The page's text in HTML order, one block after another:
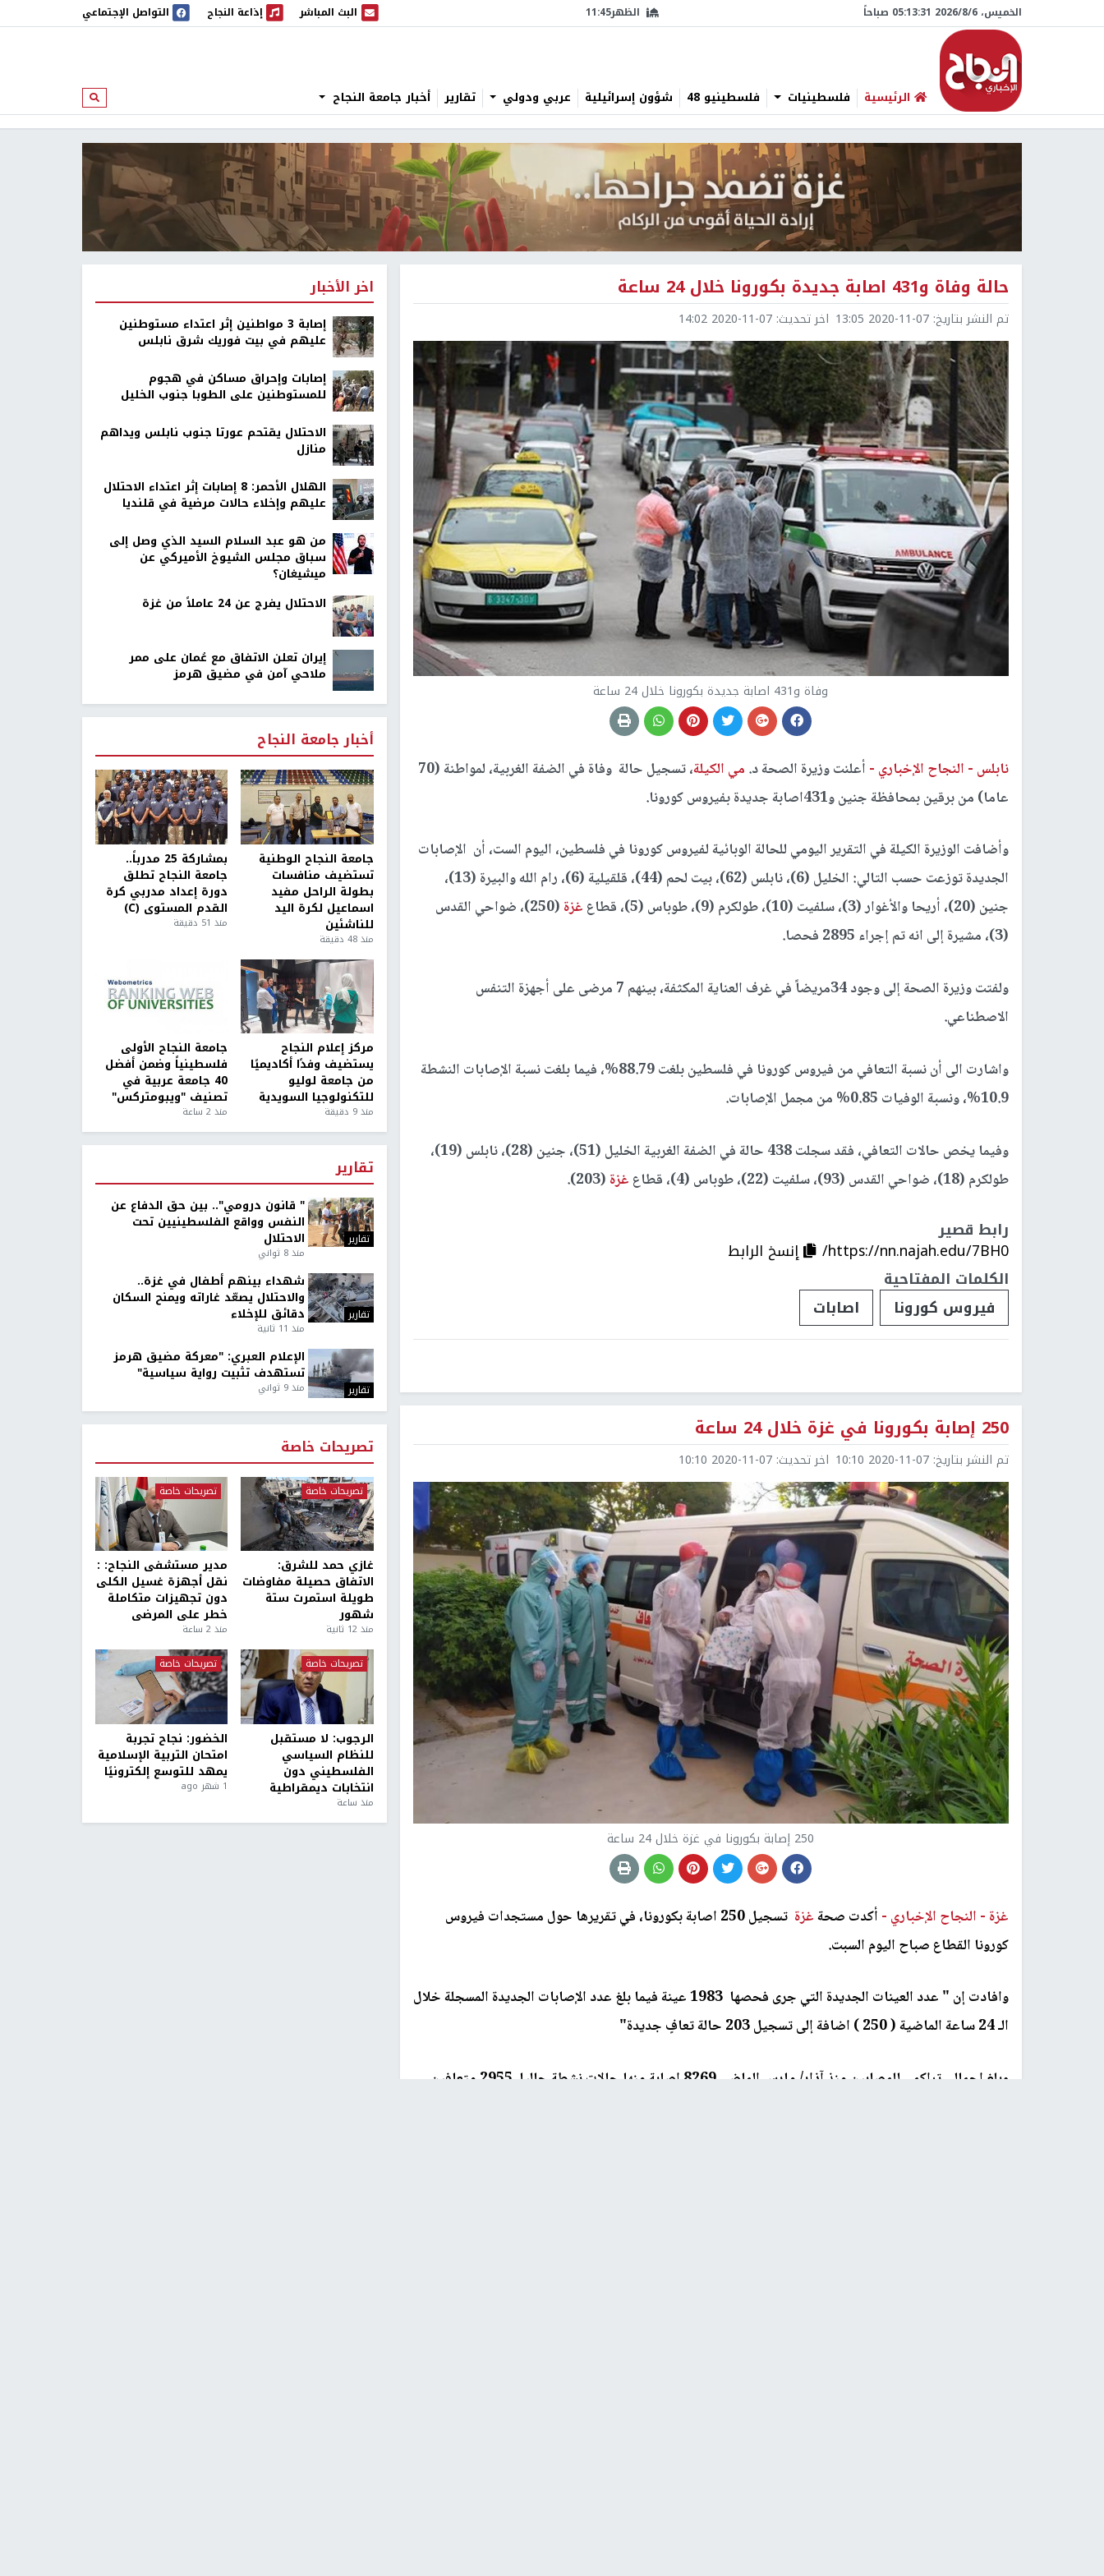
الخميس، 6/‏8/‏2026 05:13:32 صباحاً الظهر11:45 البث المباشر
البث المباشر إذاعة النجاح
إذاعة النجاح التواصل الإجتماعي
الرئيسية فلسطينيات فلسطينيو 48 شؤون إسرائيلية عربي ودولي تقارير أخبار جامعة النجاح ابحث
حالة وفاة و431 اصابة جديدة بكورونا خلال 24 ساعة
تم النشر بتاريخ: 2020-11-07 13:05 اخر تحديث: 2020-11-07 14:02
وفاة و431 اصابة جديدة بكورونا خلال 24 ساعة
نابلس - النجاح الإخباري - أعلنت وزيرة الصحة د. مي الكيلة
، تسجيل حالة وفاة في الضفة الغربية، لمواطنة (70
عاما) من برقين بمحافظة جنين و431اصابة جديدة بفيروس كورونا.
وأضافت الوزيرة الكيلة في التقرير اليومي للحالة الوبائية لفيروس كورونا في فلسطين، اليوم الست، أن الإصابات
الجديدة توزعت حسب التالي: الخليل (6)، نابلس (62)، بيت لحم (44)، قلقيلية (6)، رام الله والبيرة (13)،
جنين (20)، أريحا والأغوار (3)، سلفيت (10)، طولكرم (9)، طوباس (5)، قطاع
غزة
(250)، ضواحي القدس
(3)، مشيرة إلى انه تم إجراء 2895 فحصا.
ولفتت وزيرة الصحة إلى وجود 34مريضاً في غرف العناية المكثفة، بينهم 7 مرضى على أجهزة التنفس
الاصطناعي.
واشارت الى أن نسبة التعافي من فيروس كورونا في فلسطين بلغت 88.79%، فيما بلغت نسبة الإصابات النشطة
10.9%، ونسبة الوفيات 0.85% من مجمل الإصابات.
وفيما يخص حالات التعافي، فقد سجلت 438 حالة في الضفة الغربية الخليل (51)، جنين (28)، نابلس (19)،
طولكرم (18)، ضواحي القدس (93)، سلفيت (22)، طوباس (4)، قطاع
غزة (203).
رابط قصير
https://nn.najah.edu/7BH0/
إنسخ الرابط
الكلمات المفتاحية
فيروس كورونا
اصابات
250 إصابة بكورونا في غزة خلال 24 ساعة
تم النشر بتاريخ: 2020-11-07 10:10 اخر تحديث: 2020-11-07 10:10
250 إصابة بكورونا في غزة خلال 24 ساعة
غزة - النجاح الإخباري - أكدت صحةغزة
تسجيل 250 اصابة بكورونا، في تقريرها حول مستجدات فيروس
كورونا القطاع صباح اليوم السبت.
وافادت إن " عدد العينات الجديدة التي جرى فحصها 1983 عينة فيما بلغ عدد الإصابات الجديدة المسجلة خلال
الـ 24 ساعة الماضية ( 250 ) اضافة إلى تسجيل 203 حالة تعافٍ جديدة"
وبلغ اجمالي تراكمي للمصابين منذ آذار/ مارس الماضي 8269 اصابة منها حالات نشطة حاليا 2955 متعافين
اخر الأخبار
إصابة 3 مواطنين إثر اعتداء مستوطنين
عليهم في بيت فوريك شرق نابلس
إصابات وإحراق مساكن في هجوم
للمستوطنين على الطوبا جنوب الخليل
الاحتلال يقتحم عورتا جنوب نابلس ويداهم
منازل
الهلال الأحمر: 8 إصابات إثر اعتداء الاحتلال
عليهم وإخلاء حالات مرضية في قلنديا
من هو عبد السلام السيد الذي وصل إلى
سباق مجلس الشيوخ الأميركي عن
ميشيغان؟
الاحتلال يفرج عن 24 عاملاً من غزة
إيران تعلن الاتفاق مع عُمان على ممر
ملاحي آمن في مضيق هرمز
أخبار جامعة النجاح
جامعة النجاح الوطنية
تستضيف منافسات
بطولة الراحل مفيد
اسماعيل لكرة اليد
للناشئين
منذ 48 دقيقة
بمشاركة 25 مدرباً..
جامعة النجاح تطلق
دورة إعداد مدربي كرة
القدم المستوى (C)
منذ 51 دقيقة
مركز إعلام النجاح
يستضيف وفدًا أكاديميًا
من جامعة لوليو
للتكنولوجيا السويدية
منذ 9 دقيقة
جامعة النجاح الأولى
فلسطينياً وضمن أفضل
40 جامعة عربية في
تصنيف "ويبومتركس"
منذ 2 ساعة
تقارير
تقارير
" قانون درومي".. بين حق الدفاع عن
النفس وواقع الفلسطينيين تحت
الاحتلال
منذ 8 ثواني
تقارير
شهداء بينهم أطفال في غزة..
والاحتلال يصعّد غاراته ويمنح السكان
دقائق للإخلاء
منذ 11 ثانية
تقارير
الإعلام العبري: "معركة مضيق هرمز
تستهدف تثبيت رواية سياسية"
منذ 9 ثواني
تصريحات خاصة
تصريحات خاصة
غازي حمد للشرق:
الاتفاق حصيلة مفاوضات
طويلة استمرت ستة
شهور
منذ 12 ثانية
تصريحات خاصة
مدير مستشفى النجاح: :
نقل أجهزة غسيل الكلى
دون تجهيزات متكاملة
خطر على المرضى
منذ 2 ساعة
تصريحات خاصة
الرجوب: لا مستقبل
للنظام السياسي
الفلسطيني دون
انتخابات ديمقراطية
منذ ساعة
تصريحات خاصة
الخضور: نجاح تجربة
امتحان التربية الإسلامية
يمهد للتوسع إلكترونيًا
1 شهر ago